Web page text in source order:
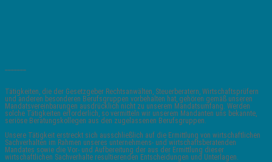
Tätigkeiten, die der Gesetzgeber Rechtsanwälten, Steuerberatern, Wirtschaftsprüfern
und anderen besonderen Berufsgruppen vorbehalten hat, gehören gemäß unseren
Mandatsvereinbarungen ausdrücklich nicht zu unserem Mandatsumfang. Werden
solche Tätigkeiten erforderlich, so vermitteln wir unserem Mandanten uns bekannte,
seriöse Beratungskollegen aus den zugelassenen Berufsgruppen.
Unsere Tätigkeit erstreckt sich ausschließlich auf die Ermittlung von wirtschaftlichen
Sachverhalten im Rahmen unseres unternehmens- und wirtschaftsberatenden
Mandates sowie die Vor- und Aufbereitung der aus der Ermittlung dieser
wirtschaftlichen Sachverhalte resultierenden Entscheidungen und Unterlagen.